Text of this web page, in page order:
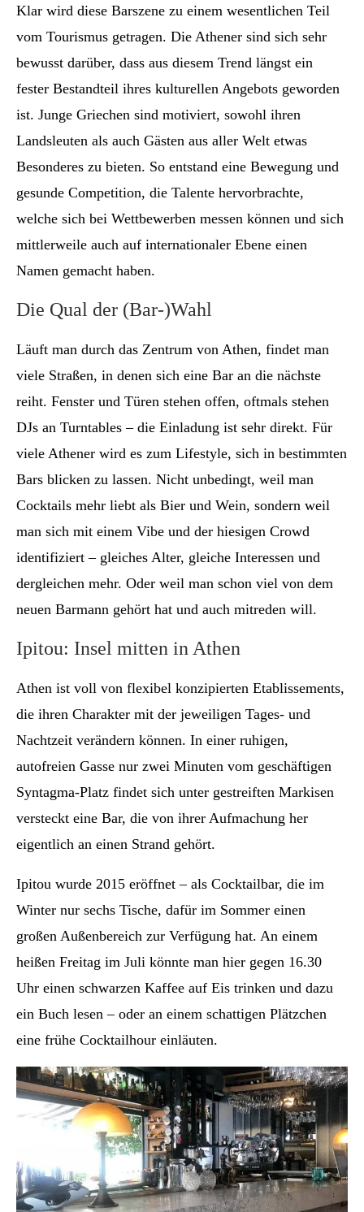
Klar wird diese Barszene zu einem wesentlichen Teil
vom Tourismus getragen. Die Athener sind sich sehr
bewusst darüber, dass aus diesem Trend längst ein
fester Bestandteil ihres kulturellen Angebots geworden
ist. Junge Griechen sind motiviert, sowohl ihren
Landsleuten als auch Gästen aus aller Welt etwas
Besonderes zu bieten. So entstand eine Bewegung und
gesunde Competition, die Talente hervorbrachte,
welche sich bei Wettbewerben messen können und sich
mittlerweile auch auf internationaler Ebene einen
Namen gemacht haben.
Die Qual der (Bar-)Wahl
Läuft man durch das Zentrum von Athen, findet man
viele Straßen, in denen sich eine Bar an die nächste
reiht. Fenster und Türen stehen offen, oftmals stehen
DJs an Turntables – die Einladung ist sehr direkt. Für
viele Athener wird es zum Lifestyle, sich in bestimmten
Bars blicken zu lassen. Nicht unbedingt, weil man
Cocktails mehr liebt als Bier und Wein, sondern weil
man sich mit einem Vibe und der hiesigen Crowd
identifiziert – gleiches Alter, gleiche Interessen und
dergleichen mehr. Oder weil man schon viel von dem
neuen Barmann gehört hat und auch mitreden will.
Ipitou: Insel mitten in Athen
Athen ist voll von flexibel konzipierten Etablissements,
die ihren Charakter mit der jeweiligen Tages- und
Nachtzeit verändern können. In einer ruhigen,
autofreien Gasse nur zwei Minuten vom geschäftigen
Syntagma-Platz findet sich unter gestreiften Markisen
versteckt eine Bar, die von ihrer Aufmachung her
eigentlich an einen Strand gehört.
Ipitou wurde 2015 eröffnet – als Cocktailbar, die im
Winter nur sechs Tische, dafür im Sommer einen
großen Außenbereich zur Verfügung hat. An einem
heißen Freitag im Juli könnte man hier gegen 16.30
Uhr einen schwarzen Kaffee auf Eis trinken und dazu
ein Buch lesen – oder an einem schattigen Plätzchen
eine frühe Cocktailhour einläuten.